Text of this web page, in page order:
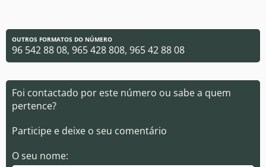
OUTROS FORMATOS DO NÚMERO
96 542 88 08, 965 428 808, 965 42 88 08
Foi contactado por este número ou sabe a quem
pertence?
Participe e deixe o seu comentário
O seu nome: